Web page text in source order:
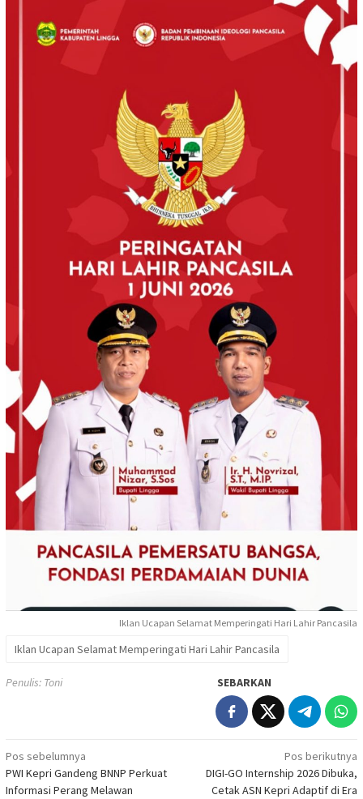
Iklan Ucapan Selamat Memperingati Hari Lahir Pancasila
Iklan Ucapan Selamat Memperingati Hari Lahir Pancasila
Penulis: Toni SEBARKAN
Navigasi
pos
Pos sebelumnya
PWI Kepri Gandeng BNNP Perkuat
Informasi Perang Melawan
Pos berikutnya
DIGI-GO Internship 2026 Dibuka,
Cetak ASN Kepri Adaptif di Era